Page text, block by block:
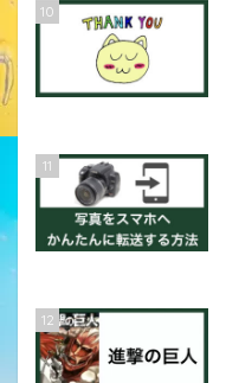
10
11
12